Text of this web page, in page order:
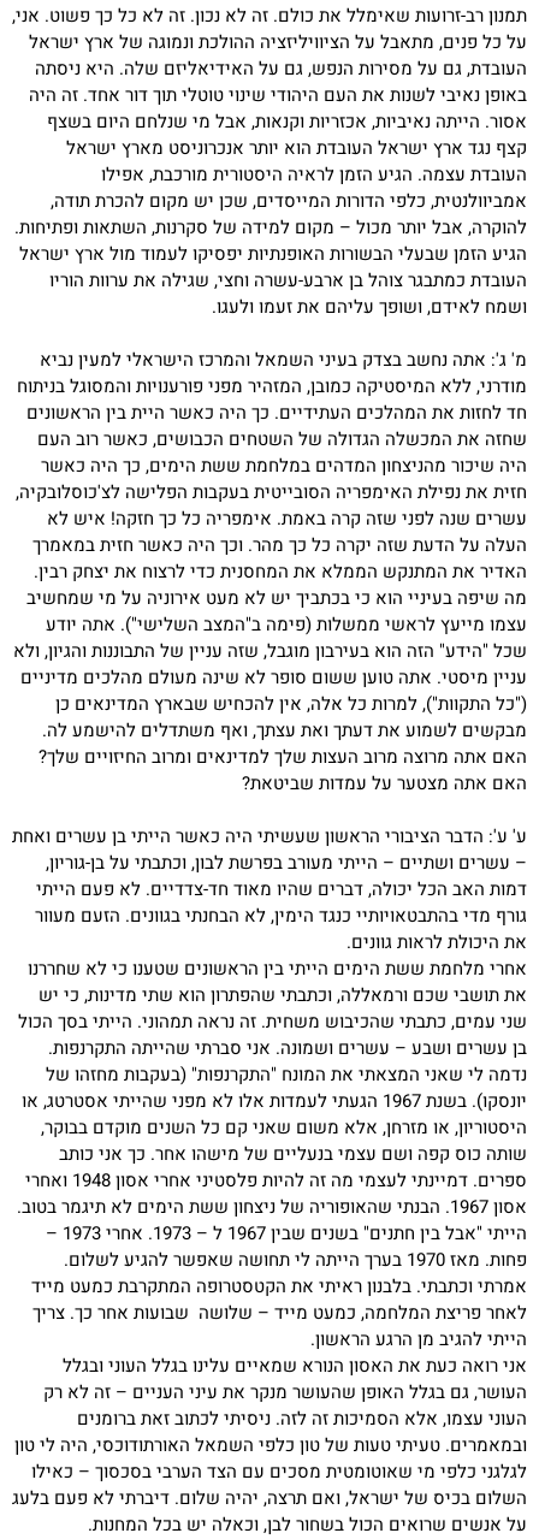
תמנון רב-זרועות שאימלל את כולם. זה לא נכון. זה לא כל כך פשוט. אני,
על כל פנים, מתאבל על הציוויליזציה ההולכת ונמוגה של ארץ ישראל
העובדת, גם על מסירות הנפש, גם על האידיאליזם שלה. היא ניסתה
באופן נאיבי לשנות את העם היהודי שינוי טוטלי תוך דור אחד. זה היה
אסור. הייתה נאיביות, אכזריות וקנאות, אבל מי שנלחם היום בשצף
קצף נגד ארץ ישראל העובדת הוא יותר אנכרוניסט מארץ ישראל
העובדת עצמה. הגיע הזמן לראיה היסטורית מורכבת, אפילו
אמביוולנטית, כלפי הדורות המייסדים, שכן יש מקום להכרת תודה,
להוקרה, אבל יותר מכול – מקום למידה של סקרנות, השתאות ופתיחות.
הגיע הזמן שבעלי הבשורות האופנתיות יפסיקו לעמוד מול ארץ ישראל
העובדת כמתבגר צוהל בן ארבע-עשרה וחצי, שגילה את ערוות הוריו
ושמח לאידם, ושופך עליהם את זעמו ולעגו.
מ' ג': אתה נחשב בצדק בעיני השמאל והמרכז הישראלי למעין נביא
מודרני, ללא המיסטיקה כמובן, המזהיר מפני פורענויות והמסוגל בניתוח
חד לחזות את המהלכים העתידיים. כך היה כאשר היית בין הראשונים
שחזה את המכשלה הגדולה של השטחים הכבושים, כאשר רוב העם
היה שיכור מהניצחון המדהים במלחמת ששת הימים, כך היה כאשר
חזית את נפילת האימפריה הסובייטית בעקבות הפלישה לצ'כוסלובקיה,
עשרים שנה לפני שזה קרה באמת. אימפריה כל כך חזקה! איש לא
העלה על הדעת שזה יקרה כל כך מהר. וכך היה כאשר חזית במאמרך
האדיר את המתנקש הממלא את המחסנית כדי לרצוח את יצחק רבין.
מה שיפה בעיניי הוא כי בכתביך יש לא מעט אירוניה על מי שמחשיב
עצמו מייעץ לראשי ממשלות (פימה ב"המצב השלישי"). אתה יודע
שכל "הידע" הזה הוא בעירבון מוגבל, שזה עניין של התבוננות והגיון, ולא
עניין מיסטי. אתה טוען ששום סופר לא שינה מעולם מהלכים מדיניים
("כל התקוות"), למרות כל אלה, אין להכחיש שבארץ המדינאים כן
מבקשים לשמוע את דעתך ואת עצתך, ואף משתדלים להישמע לה.
האם אתה מרוצה מרוב העצות שלך למדינאים ומרוב החיזויים שלך?
האם אתה מצטער על עמדות שביטאת?
ע' ע': הדבר הציבורי הראשון שעשיתי היה כאשר הייתי בן עשרים ואחת
– עשרים ושתיים – הייתי מעורב בפרשת לבון, וכתבתי על בן-גוריון,
דמות האב הכל יכולה, דברים שהיו מאוד חד-צדדיים. לא פעם הייתי
גורף מדי בהתבטאויותיי כנגד הימין, לא הבחנתי בגוונים. הזעם מעוור
את היכולת לראות גוונים.
אחרי מלחמת ששת הימים הייתי בין הראשונים שטענו כי לא שחררנו
את תושבי שכם ורמאללה, וכתבתי שהפתרון הוא שתי מדינות, כי יש
שני עמים, כתבתי שהכיבוש משחית. זה נראה תמהוני. הייתי בסך הכול
בן עשרים ושבע – עשרים ושמונה. אני סברתי שהייתה התקרנפות.
נדמה לי שאני המצאתי את המונח "התקרנפות" (בעקבות מחזהו של
יונסקו). בשנת 1967 הגעתי לעמדות אלו לא מפני שהייתי אסטרטג, או
היסטוריון, או מזרחן, אלא משום שאני קם כל השנים מוקדם בבוקר,
שותה כוס קפה ושם עצמי בנעליים של מישהו אחר. כך אני כותב
ספרים. דמיינתי לעצמי מה זה להיות פלסטיני אחרי אסון 1948 ואחרי
אסון 1967. הבנתי שהאופוריה של ניצחון ששת הימים לא תיגמר בטוב.
הייתי "אבל בין חתנים" בשנים שבין 1967 ל – 1973. אחרי 1973 –
פחות. מאז 1970 בערך הייתה לי תחושה שאפשר להגיע לשלום.
אמרתי וכתבתי. בלבנון ראיתי את הקטסטרופה המתקרבת כמעט מייד
לאחר פריצת המלחמה, כמעט מייד – שלושה שבועות אחר כך. צריך
הייתי להגיב מן הרגע הראשון.
אני רואה כעת את האסון הנורא שמאיים עלינו בגלל העוני ובגלל
העושר, גם בגלל האופן שהעושר מנקר את עיני העניים – זה לא רק
העוני עצמו, אלא הסמיכות זה לזה. ניסיתי לכתוב זאת ברומנים
ובמאמרים. טעיתי טעות של טון כלפי השמאל האורתודוכסי, היה לי טון
לגלגני כלפי מי שאוטומטית מסכים עם הצד הערבי בסכסוך – כאילו
השלום בכיס של ישראל, ואם תרצה, יהיה שלום. דיברתי לא פעם בלעג
על אנשים שרואים הכול בשחור לבן, וכאלה יש בכל המחנות.